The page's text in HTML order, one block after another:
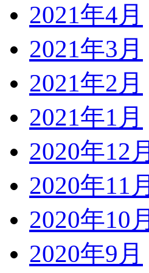
2021年4月
2021年3月
2021年2月
2021年1月
2020年12月
2020年11月
2020年10月
2020年9月